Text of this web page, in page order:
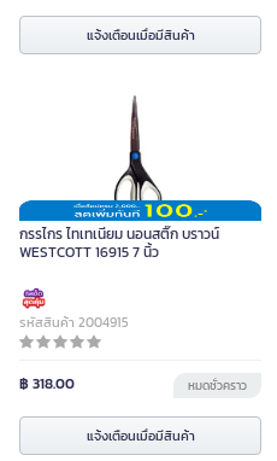
แจ้งเตือนเมื่อมีสินค้า
กรรไกร ไทเทเนียม นอนสติ๊ก บราวน์
WESTCOTT 16915 7 นิ้ว
รหัสสินค้า 2004915
฿ 318.00 หมดชั่วคราว
แจ้งเตือนเมื่อมีสินค้า